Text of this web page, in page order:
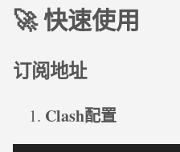
🚀 快速使用
订阅地址
Clash配置